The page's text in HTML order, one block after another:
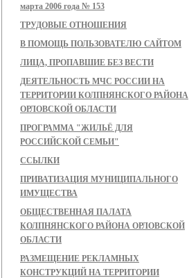
марта 2006 года № 153
ТРУДОВЫЕ ОТНОШЕНИЯ
В ПОМОЩЬ ПОЛЬЗОВАТЕЛЮ САЙТОМ
ЛИЦА, ПРОПАВШИЕ БЕЗ ВЕСТИ
ДЕЯТЕЛЬНОСТЬ МЧС РОССИИ НА
ТЕРРИТОРИИ КОЛПНЯНСКОГО РАЙОНА
ОРЛОВСКОЙ ОБЛАСТИ
ПРОГРАММА "ЖИЛЬЁ ДЛЯ
РОССИЙСКОЙ СЕМЬИ"
ССЫЛКИ
ПРИВАТИЗАЦИЯ МУНИЦИПАЛЬНОГО
ИМУЩЕСТВА
ОБЩЕСТВЕННАЯ ПАЛАТА
КОЛПНЯНСКОГО РАЙОНА ОРЛОВСКОЙ
ОБЛАСТИ
РАЗМЕЩЕНИЕ РЕКЛАМНЫХ
КОНСТРУКЦИЙ НА ТЕРРИТОРИИ